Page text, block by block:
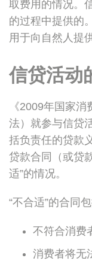
取费用的情况。
的过程中提供的
用于向自然人提
信贷活动
《2009年国家
法）就参与信贷
括负责任的贷款
贷款合同（或贷
适”的情况。
“不合适”的合同包
不符合消费
消费者将无